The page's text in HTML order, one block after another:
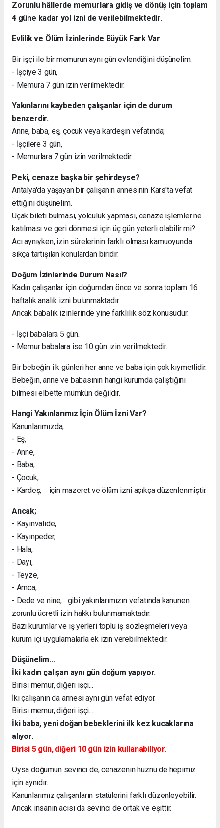
Zorunlu hâllerde memurlara gidiş ve dönüş için toplam
4 güne kadar yol izni de verilebilmektedir.
Evlilik ve Ölüm İzinlerinde Büyük Fark Var
Bir işçi ile bir memurun aynı gün evlendiğini düşünelim.
- İşçiye 3 gün,
- Memura 7 gün izin verilmektedir.
Yakınlarını kaybeden çalışanlar için de durum
benzerdir.
Anne, baba, eş, çocuk veya kardeşin vefatında;
- İşçilere 3 gün,
- Memurlara 7 gün izin verilmektedir.
Peki, cenaze başka bir şehirdeyse?
Antalya'da yaşayan bir çalışanın annesinin Kars'ta vefat
ettiğini düşünelim.
Uçak bileti bulması, yolculuk yapması, cenaze işlemlerine
katılması ve geri dönmesi için üç gün yeterli olabilir mi?
Acı aynıyken, izin sürelerinin farklı olması kamuoyunda
sıkça tartışılan konulardan biridir.
Doğum İzinlerinde Durum Nasıl?
Kadın çalışanlar için doğumdan önce ve sonra toplam 16
haftalık analık izni bulunmaktadır.
Ancak babalık izinlerinde yine farklılık söz konusudur.
- İşçi babalara 5 gün,
- Memur babalara ise 10 gün izin verilmektedir.
Bir bebeğin ilk günleri her anne ve baba için çok kıymetlidir.
Bebeğin, anne ve babasının hangi kurumda çalıştığını
bilmesi elbette mümkün değildir.
Hangi Yakınlarımız İçin Ölüm İzni Var?
Kanunlarımızda;
- Eş,
- Anne,
- Baba,
- Çocuk,
- Kardeş, için mazeret ve ölüm izni açıkça düzenlenmiştir.
Ancak;
- Kayınvalide,
- Kayınpeder,
- Hala,
- Dayı,
- Teyze,
- Amca,
- Dede ve nine, gibi yakınlarımızın vefatında kanunen
zorunlu ücretli izin hakkı bulunmamaktadır.
Bazı kurumlar ve iş yerleri toplu iş sözleşmeleri veya
kurum içi uygulamalarla ek izin verebilmektedir.
Düşünelim...
İki kadın çalışan aynı gün doğum yapıyor.
Birisi memur, diğeri işçi...
İki çalışanın da annesi aynı gün vefat ediyor.
Birisi memur, diğeri işçi...
İki baba, yeni doğan bebeklerini ilk kez kucaklarına
alıyor.
Birisi 5 gün, diğeri 10 gün izin kullanabiliyor.
Oysa doğumun sevinci de, cenazenin hüznü de hepimiz
için aynıdır.
Kanunlarımız çalışanların statülerini farklı düzenleyebilir.
Ancak insanın acısı da sevinci de ortak ve eşittir.